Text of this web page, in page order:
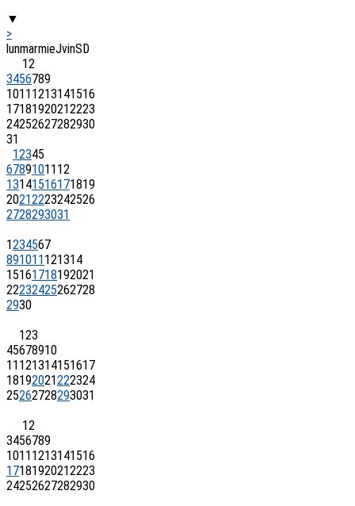
▼
>
lunmarmieJvinS D
12
3456789
1011 1213141516
17181920212223
24252627282930
31
12345
67891011 12
13141516171819
20212223242526
2728293031
1234567
891011 121314
15161718192021
22232425262728
2930
123
45678910
11 121314151617
18192021222324
25262728293031
12
3456789
1011 1213141516
17181920212223
24252627282930